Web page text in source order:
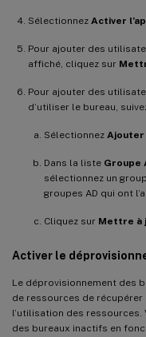
Sélectionnez Activer
Pour ajouter des
affiché, cliquez sur
Pour ajouter des
d’utiliser le bureau,
Sélectionnez Ajouter
Dans la liste Groupe
sélectionnez un
groupes AD qui ont
Cliquez sur Mettre à
Activer le
Le déprovisionnement des
de ressources de
l’utilisation des
des bureaux inactifs en